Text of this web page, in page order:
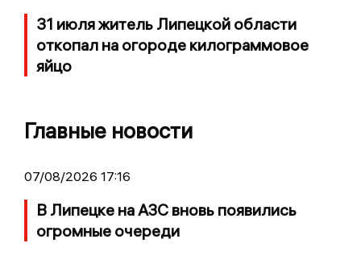
31 июля житель Липецкой области
откопал на огороде килограммовое
яйцо
Главные новости
07/08/2026 17:16
В Липецке на АЗС вновь появились
огромные очереди